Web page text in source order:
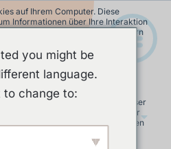
auf Ihrem Computer. Diese
Informationen über Ihre Interaktion
und damit wir uns an Sie erinnern
um Ihre Website-
Analysen und Kennzahlen über
und anderen Medien-Seiten
von uns eingesetzten Cookies
Informationen beim Besuch dieser
Cookie wird in Ihrem Browser
dass Sie nicht nachverfolgt werden
you might be
language.
to change to: